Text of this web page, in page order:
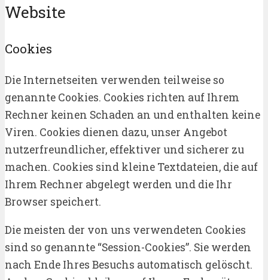
Website
Cookies
Die Internetseiten verwenden teilweise so
genannte Cookies. Cookies richten auf Ihrem
Rechner keinen Schaden an und enthalten keine
Viren. Cookies dienen dazu, unser Angebot
nutzerfreundlicher, effektiver und sicherer zu
machen. Cookies sind kleine Textdateien, die auf
Ihrem Rechner abgelegt werden und die Ihr
Browser speichert.
Die meisten der von uns verwendeten Cookies
sind so genannte “Session-Cookies”. Sie werden
nach Ende Ihres Besuchs automatisch gelöscht.